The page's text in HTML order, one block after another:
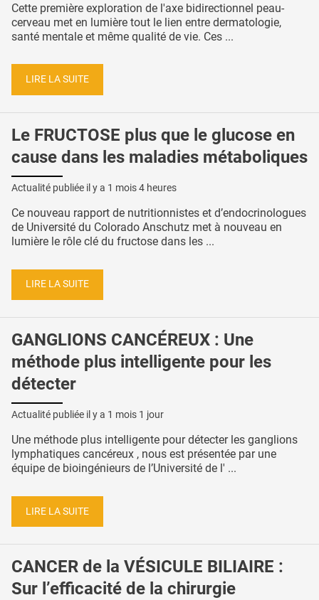
Cette première exploration de l'axe bidirectionnel peau-
cerveau met en lumière tout le lien entre dermatologie,
santé mentale et même qualité de vie. Ces ...
LIRE LA SUITE
Le FRUCTOSE plus que le glucose en
cause dans les maladies métaboliques
Actualité publiée il y a 1 mois 4 heures
Ce nouveau rapport de nutritionnistes et d’endocrinologues
de Université du Colorado Anschutz met à nouveau en
lumière le rôle clé du fructose dans les ...
LIRE LA SUITE
GANGLIONS CANCÉREUX : Une
méthode plus intelligente pour les
détecter
Actualité publiée il y a 1 mois 1 jour
Une méthode plus intelligente pour détecter les ganglions
lymphatiques cancéreux , nous est présentée par une
équipe de bioingénieurs de l’Université de l' ...
LIRE LA SUITE
CANCER de la VÉSICULE BILIAIRE :
Sur l’efficacité de la chirurgie